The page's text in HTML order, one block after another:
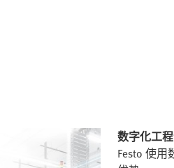
数字化工
Festo 使